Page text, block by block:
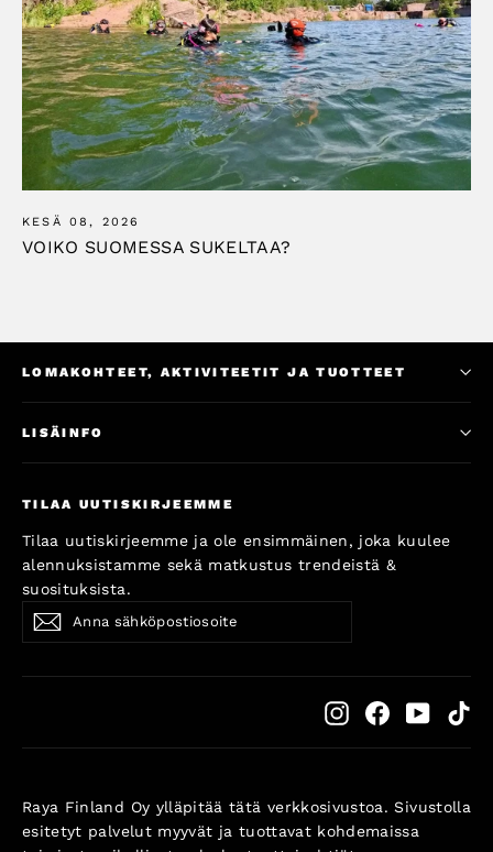
KESÄ 08, 2026
VOIKO SUOMESSA SUKELTAA?
LOMAKOHTEET, AKTIVITEETIT JA TUOTTEET
LISÄINFO
TILAA UUTISKIRJEEMME
Tilaa uutiskirjeemme ja ole ensimmäinen, joka kuulee
alennuksistamme sekä matkustus trendeistä &
suosituksista.
sähköpostiosoite
Subscribe
InstagramFacebookYouTube
Raya Finland Oy ylläpitää tätä verkkosivustoa. Sivustolla
esitetyt palvelut myyvät ja tuottavat kohdemaissa